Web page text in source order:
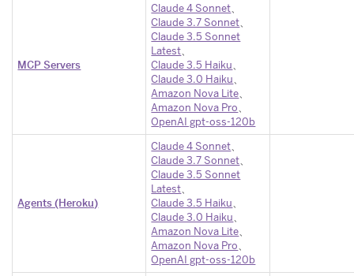
MCP Servers
Claude 4 Sonnet​、
Claude 3.7 Sonnet​、
Claude 3.5 Sonnet
Latest​、
Claude 3.5 Haiku​、
Claude 3.0 Haiku​、
Amazon Nova Lite​、
Amazon Nova Pro​、
OpenAI gpt-oss-120b
Agents (Heroku)
Claude 4 Sonnet​、
Claude 3.7 Sonnet​、
Claude 3.5 Sonnet
Latest​、
Claude 3.5 Haiku​、
Claude 3.0 Haiku​、
Amazon Nova Lite​、
Amazon Nova Pro​、
OpenAI gpt-oss-120b